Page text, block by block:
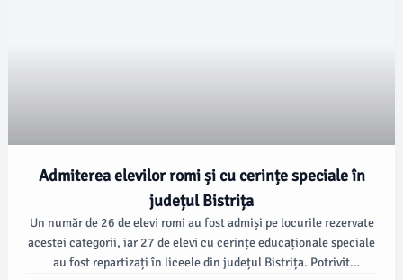
Admiterea elevilor romi și cu cerințe speciale în
județul Bistrița
Un număr de 26 de elevi romi au fost admiși pe locurile rezervate
acestei categorii, iar 27 de elevi cu cerințe educaționale speciale
au fost repartizați în liceele din județul Bistrița. Potrivit